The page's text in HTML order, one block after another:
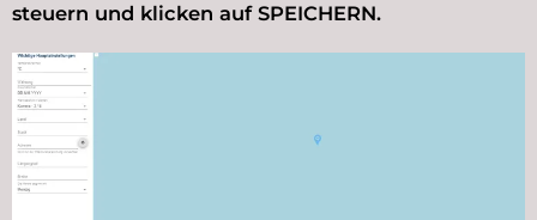
steuern und klicken auf SPEICHERN.